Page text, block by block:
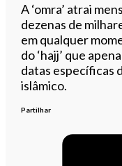
A ‘omra’ atrai
dezenas de
em qualquer
do ‘hajj’ que
datas específicas
islâmico.
Partilhar